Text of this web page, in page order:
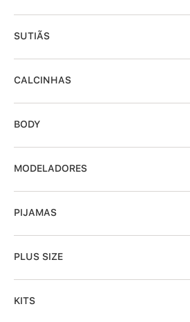
SUTIÃS
CALCINHAS
BODY
MODELADORES
PIJAMAS
PLUS SIZE
KITS